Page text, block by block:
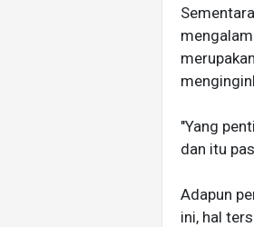
"Yang
dan itu
Adapun
ini, hal